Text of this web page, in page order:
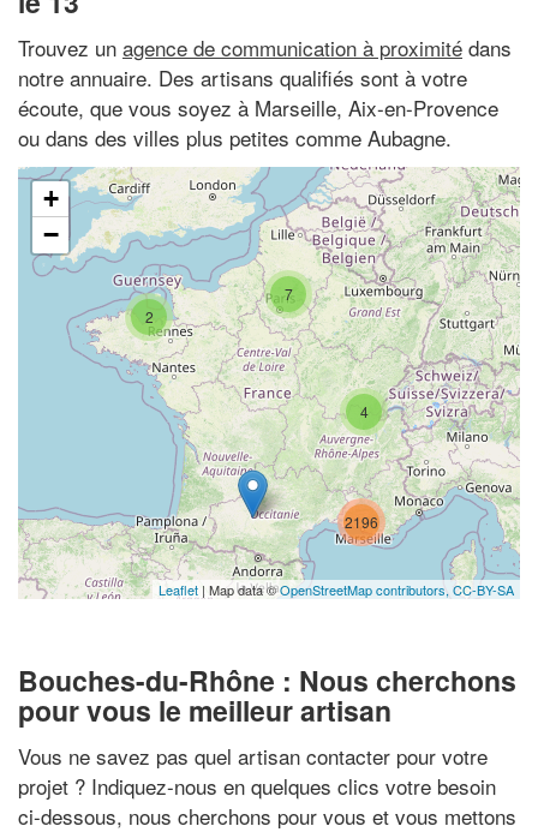
Trouvez un agence de communication à proximité dans
notre annuaire. Des artisans qualifiés sont à votre
écoute, que vous soyez à Marseille, Aix-en-Provence
ou dans des villes plus petites comme Aubagne.
2
7
4
2196
+
−
Leaflet | Map data ©OpenStreetMap contributors, CC-BY-SA
Bouches-du-Rhône : Nous cherchons
pour vous le meilleur artisan
Vous ne savez pas quel artisan contacter pour votre
projet ? Indiquez-nous en quelques clics votre besoin
ci-dessous, nous cherchons pour vous et vous mettons